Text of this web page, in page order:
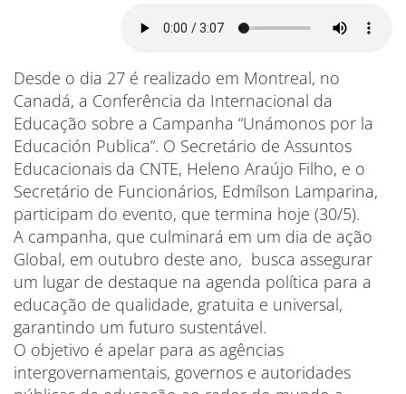
Desde o dia 27 é realizado em Montreal, no
Canadá, a Conferência da Internacional da
Educação sobre a Campanha “Unámonos por la
Educación Publica”. O Secretário de Assuntos
Educacionais da CNTE, Heleno Araújo Filho, e o
Secretário de Funcionários, Edmílson Lamparina,
participam do evento, que termina hoje (30/5).
A campanha, que culminará em um dia de ação
Global, em outubro deste ano, busca assegurar
um lugar de destaque na agenda política para a
educação de qualidade, gratuita e universal,
garantindo um futuro sustentável.
O objetivo é apelar para as agências
intergovernamentais, governos e autoridades